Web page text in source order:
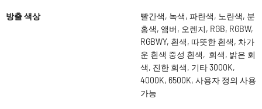
방출 색상
빨간색, 녹색, 파란색, 노란색, 분
홍색, 앰버, 오렌지, RGB, RGBW,
RGBWY, 흰색, 따뜻한 흰색, 차가
운 흰색 중성 흰색, 회색, 밝은 회
색, 진한 회색, 기타 3000K,
4000K, 6500K, 사용자 정의 사용
가능